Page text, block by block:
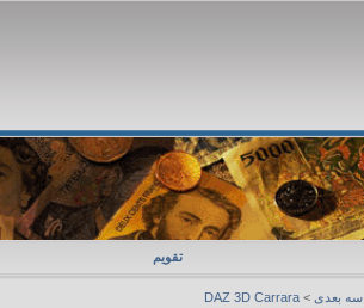
تقویم
سه بعدی >
DAZ 3D Carrara